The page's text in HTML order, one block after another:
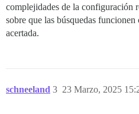
complejidades de la configuración
sobre que las búsquedas funcionen
acertada.
schneeland 23 Marzo, 2025
3